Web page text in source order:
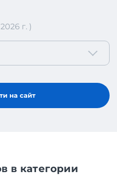
г. )
на сайт
в категории